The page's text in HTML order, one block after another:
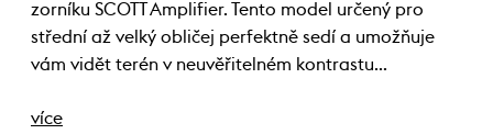
zorníku SCOTT Amplifier. Tento model určený pro
střední až velký obličej perfektně sedí a umožňuje
vám vidět terén v neuvěřitelném kontrastu…
více